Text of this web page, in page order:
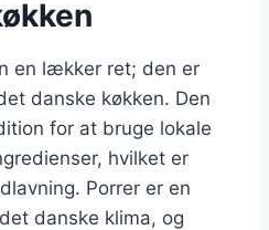
en lækker ret; den er
danske køkken. Den
for at bruge lokale
hvilket er
Porrer er en
danske klima, og